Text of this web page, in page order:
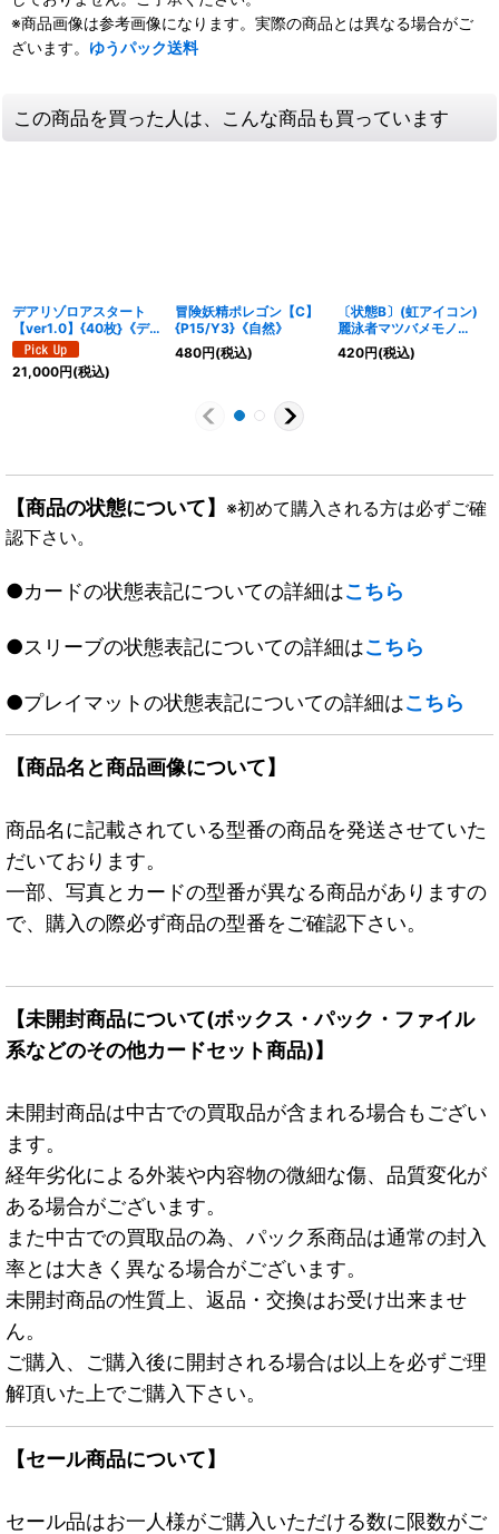
※商品画像は参考画像になります。実際の商品とは異なる場合がご
ざいます。 ゆうパック送料
この商品を買った人は、こんな商品も買っています
デアリゾロアスタート
【ver1.0】{40枚}《デ
ッキ販売》
21,000円(税込)
冒険妖精ポレゴン【C】
{P15/Y3}《自然》
480円(税込)
〔状態B〕(虹アイコン)
麗泳者マツバメモノ
【C】{RP1692/95}
《多》
420円(税込)
【商品の状態について】 ※初めて購入される方は必ずご確
認下さい。
●カードの状態表記についての詳細はこちら
●スリーブの状態表記についての詳細はこちら
●プレイマットの状態表記についての詳細はこちら
【商品名と商品画像について】
商品名に記載されている型番の商品を発送させていた
だいております。
一部、写真とカードの型番が異なる商品がありますの
で、購入の際必ず商品の型番をご確認下さい。
【未開封商品について(ボックス・パック・ファイル
系などのその他カードセット商品)】
未開封商品は中古での買取品が含まれる場合もござい
ます。
経年劣化による外装や内容物の微細な傷、品質変化が
ある場合がございます。
また中古での買取品の為、パック系商品は通常の封入
率とは大きく異なる場合がございます。
未開封商品の性質上、返品・交換はお受け出来ませ
ん。
ご購入、ご購入後に開封される場合は以上を必ずご理
解頂いた上でご購入下さい。
【セール商品について】
セール品はお一人様がご購入いただける数に限数がご